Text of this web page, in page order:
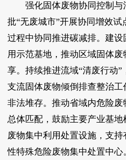
强化固体废物协同控制与
批“无废城市”开展协同增效
过程中协同推进碳减排。建设
用示范基地，推动区域固体
享。持续推进流域“清废行动
支流固体废物倾倒排查整治
非法堆存。推动省域内危险
总体匹配，鼓励主要产业基
废物集中利用处置设施，支
性特殊危险废物集中处置中